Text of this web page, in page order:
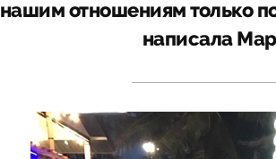
нашим отношениям только
написала